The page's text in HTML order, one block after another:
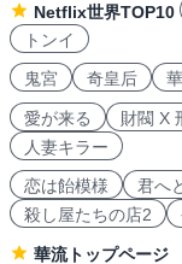
Netflix世界TOP10
トンイ
鬼宮
奇皇后
愛が来る 財閥 X
人妻キラー
恋は飴模様
君へ
殺し屋たちの店2
華流トップページ